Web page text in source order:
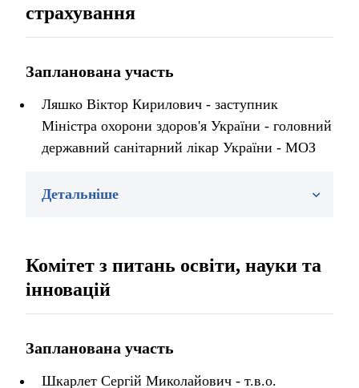
страхування
Запланована участь
Ляшко Віктор Кирилович - заступник
Міністра охорони здоров'я України - головний
державний санітарний лікар України - МОЗ
Детальніше
Комітет з питань освіти, науки та
інновацій
Запланована участь
Шкарлет Сергій Миколайович - т.в.о.